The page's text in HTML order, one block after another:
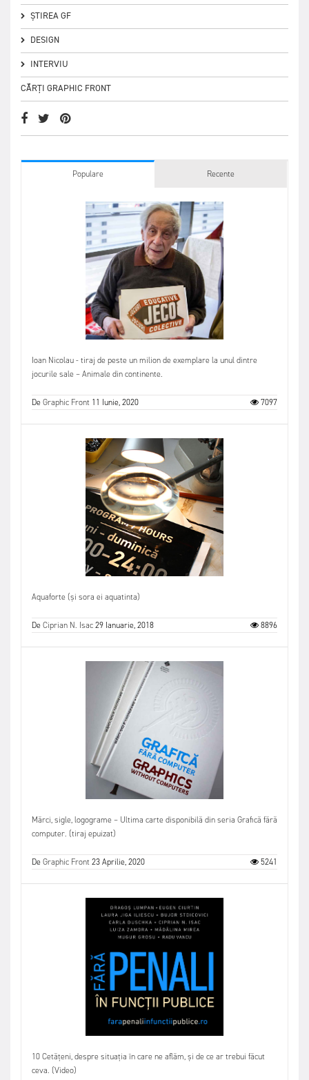
ȘTIREA GF
DESIGN
INTERVIU
CĂRȚI GRAPHIC FRONT
Populare Recente
Ioan Nicolau - tiraj de peste un milion de exemplare la unul dintre
jocurile sale – Animale din continente.
DeGraphic Front 11 Iunie, 2020 7097
Aquaforte (și sora ei aquatinta)
DeCiprian N. Isac29 Ianuarie, 2018 8896
Mărci, sigle, logograme – Ultima carte disponibilă din seria Grafică fără
computer. (tiraj epuizat)
DeGraphic Front23 Aprilie, 2020 5241
10 Cetățeni, despre situația în care ne aflăm, și de ce ar trebui făcut
ceva. (Video)